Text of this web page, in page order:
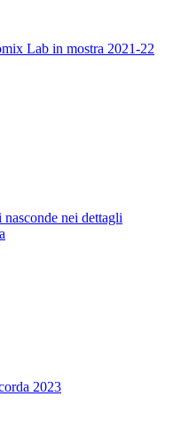
Lab in mostra 2021-22
nasconde nei dettagli
2023